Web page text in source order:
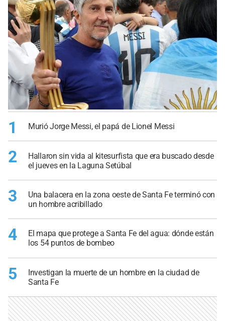
1 Murió Jorge Messi, el papá de Lionel Messi
2
Hallaron sin vida al kitesurfista que era buscado desde
el jueves en la Laguna Setúbal
3
Una balacera en la zona oeste de Santa Fe terminó con
un hombre acribillado
4
El mapa que protege a Santa Fe del agua: dónde están
los 54 puntos de bombeo
5
Investigan la muerte de un hombre en la ciudad de
Santa Fe